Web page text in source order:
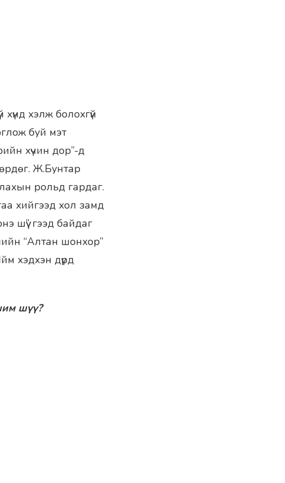
хэлж болохгүй
буй мэт
хүчин дор”-д
Ж.Бунтар
рольд гардаг.
хийгээд хол замд
шүү” гээд байдаг
“Алтан шонхор”
хэдхэн дүрд
шүү?